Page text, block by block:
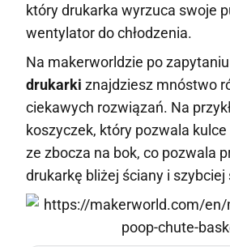
który drukarka wyrzuca swoje
wentylator do chłodzenia.
Na makerworldzie po zapytaniu
drukarki znajdziesz mnóstwo
ciekawych rozwiązań. Na
koszyczek, który pozwala
ze zbocza na bok, co pozwala
drukarkę bliżej ściany i szybciej